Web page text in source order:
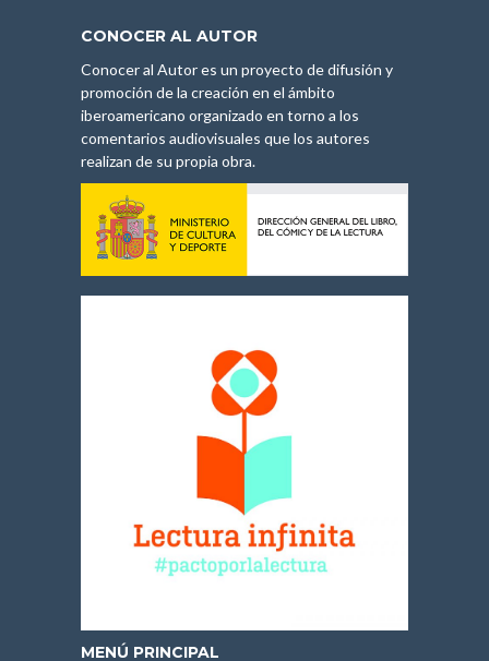
CONOCER AL AUTOR
Conocer al Autor es un proyecto de difusión y
promoción de la creación en el ámbito
iberoamericano organizado en torno a los
comentarios audiovisuales que los autores
realizan de su propia obra.
MENÚ PRINCIPAL